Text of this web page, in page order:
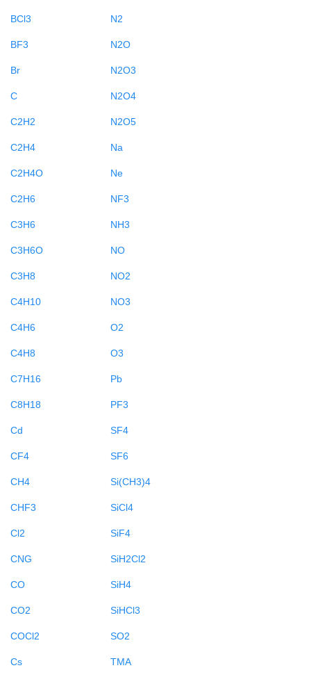
BCl3
BF3
Br
C
C2H2
C2H4
C2H4O
C2H6
C3H6
C3H6O
C3H8
C4H10
C4H6
C4H8
C7H16
C8H18
Cd
CF4
CH4
CHF3
Cl2
CNG
CO
CO2
COCl2
Cs
N2
N2O
N2O3
N2O4
N2O5
Na
Ne
NF3
NH3
NO
NO2
NO3
O2
O3
Pb
PF3
SF4
SF6
Si(CH3)4
SiCl4
SiF4
SiH2Cl2
SiH4
SiHCl3
SO2
TMA